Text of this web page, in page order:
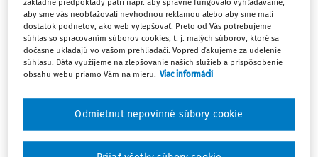
podujatianaplánované v tomto období budú realizovať
len online formou, prípadne budú presunuté na
neskoršie obdobie alebo budú zrušené.
Účastníkov už otvorených skupín
základného modulu
funkčného vzdelávania a rozširujúcich modulov
základné predpoklady patrí napr. aby správne fungovalo vyhľadávanie,
aby sme vás neobťažovali nevhodnou reklamou alebo aby sme mali
dostatok podnetov, ako web vylepšovať. Preto od Vás potrebujeme
súhlas so spracovaním súborov cookies, t. j. malých súborov, ktoré sa
dočasne ukladajú vo vašom prehliadači. Vopred ďakujeme za udelenie
súhlasu. Dáta využijeme na zlepšovanie našich služieb a prispôsobenie
obsahu webu priamo Vám na mieru. Viac informácií
Odmietnut nepovinné súbory cookie